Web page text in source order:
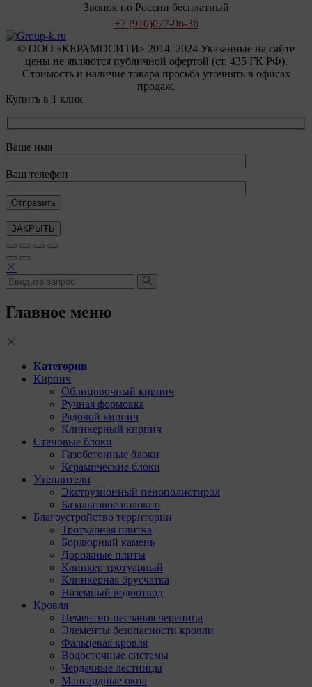
Звонок по России бесплатный
+7 (910)077-96-36
© OOO «КЕРАМОСИТИ» 2014–2024 Указанные на сайте
цены не являются публичной офертой (ст. 435 ГК РФ).
Стоимость и наличие товара просьба уточнять в офисах
продаж.
Купить в 1 клик
Ваше имя
Ваш телефон
ЗАКРЫТЬ
Главное меню
Категории
Кирпич
Облицовочный кирпич
Ручная формовка
Рядовой кирпич
Клинкерный кирпич
Стеновые блоки
Газобетонные блоки
Керамические блоки
Утеплители
Экструзионный пенополистирол
Базальтовое волокно
Благоустройство территории
Тротуарная плитка
Бордюрный камень
Дорожные плиты
Клинкер тротуарный
Клинкерная брусчатка
Наземный водоотвод
Кровля
Цементно-песчаная черепица
Элементы безопасности кровли
Фальцевая кровля
Водосточные системы
Чердачные лестницы
Мансардные окна